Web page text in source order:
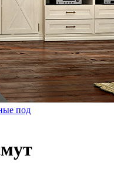
под